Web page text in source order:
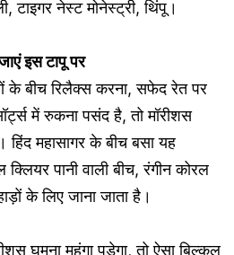
टाइगर नेस्ट मोनेस्ट्री, थिंपू।
इस टापू पर
के बीच रिलैक्स करना, सफेद रेत पर
में रुकना पसंद है, तो मॉरीशस
महासागर के बीच बसा यह
पानी वाली बीच, रंगीन कोरल
के लिए जाना जाता है।
घूमना महंगा पड़ेगा, तो ऐसा बिल्कुल